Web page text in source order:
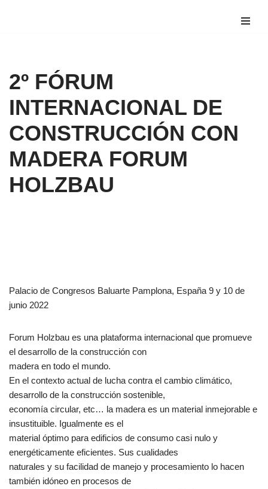
2º FÓRUM
INTERNACIONAL DE
CONSTRUCCIÓN CON
MADERA FORUM
HOLZBAU
Palacio de Congresos Baluarte Pamplona, España 9 y 10 de
junio 2022
Forum Holzbau es una plataforma internacional que promueve
el desarrollo de la construcción con
madera en todo el mundo.
En el contexto actual de lucha contra el cambio climático,
desarrollo de la construcción sostenible,
economía circular, etc… la madera es un material inmejorable e
insustituible. Igualmente es el
material óptimo para edificios de consumo casi nulo y
energéticamente eficientes. Sus cualidades
naturales y su facilidad de manejo y procesamiento lo hacen
también idóneo en procesos de